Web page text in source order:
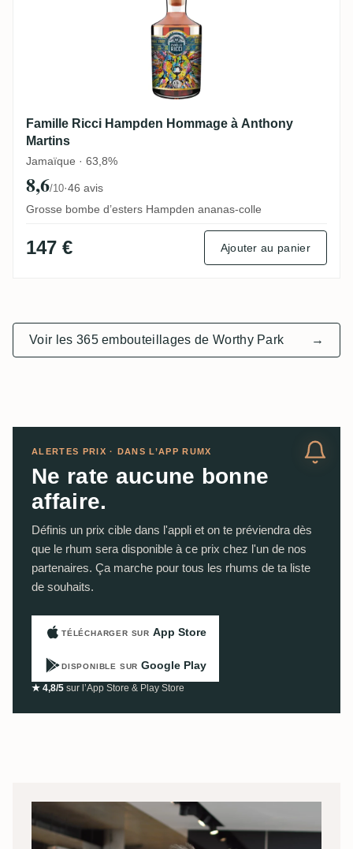
Famille Ricci Hampden Hommage à Anthony
Martins
Jamaïque · 63,8%
8,6/10·46 avis
Grosse bombe d’esters Hampden ananas-colle
147 € Ajouter au panier
Voir les 365 embouteillages de Worthy Park →
ALERTES PRIX · DANS L’APP RUMX
Ne rate aucune bonne
affaire.
Définis un prix cible dans l'appli et on te préviendra dès
que le rhum sera disponible à ce prix chez l'un de nos
partenaires. Ça marche pour tous les rhums de ta liste
de souhaits.
TÉLÉCHARGER SUR App Store
DISPONIBLE SUR Google Play
★ 4,8/5 sur l’App Store & Play Store